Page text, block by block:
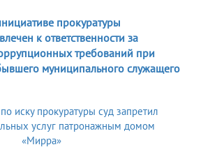
прокуратуры
к ответственности за
требований при
муниципального служащего